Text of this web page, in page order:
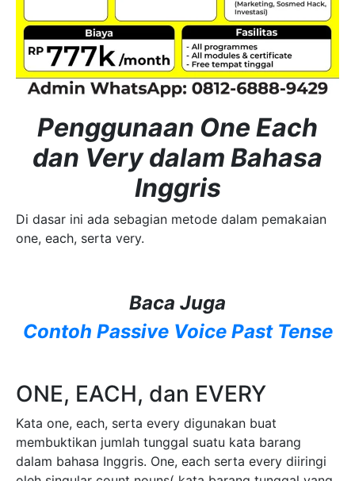
Penggunaan One Each
dan Very dalam Bahasa
Inggris
Di dasar ini ada sebagian metode dalam pemakaian
one, each, serta very.
Baca Juga
Contoh Passive Voice Past Tense
ONE, EACH, dan EVERY
Kata one, each, serta every digunakan buat
membuktikan jumlah tunggal suatu kata barang
dalam bahasa Inggris. One, each serta every diiringi